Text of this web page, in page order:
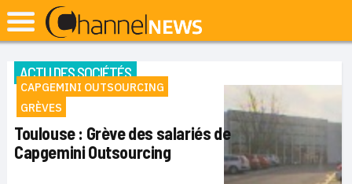
ACTU DES SOCIÉTÉS
CAPGEMINI OUTSOURCING
GRÈVES
Toulouse : Grève des salariés de
Capgemini Outsourcing